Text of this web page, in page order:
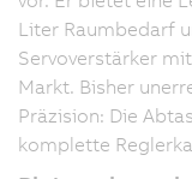
Liter Raumbedarf
Servoverstärker
Markt. Bisher
Präzision: Die
komplette